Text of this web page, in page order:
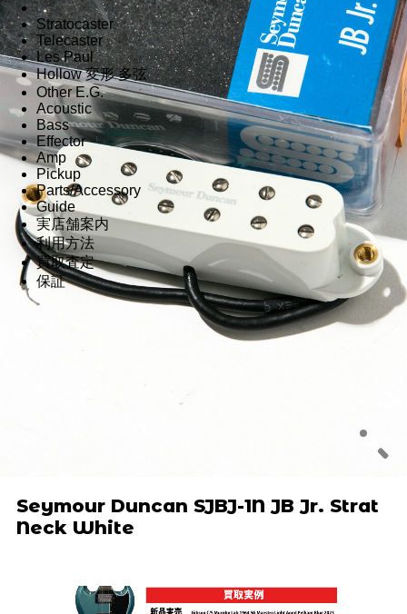
Stratocaster
Telecaster
Les Paul
Hollow 変形 多弦
Other E.G.
Acoustic
Bass
Effector
Amp
Pickup
Parts/Accessory
Guide
実店舗案内
利用方法
買取査定
保証
Seymour Duncan SJBJ-1N JB Jr. Strat
Neck White